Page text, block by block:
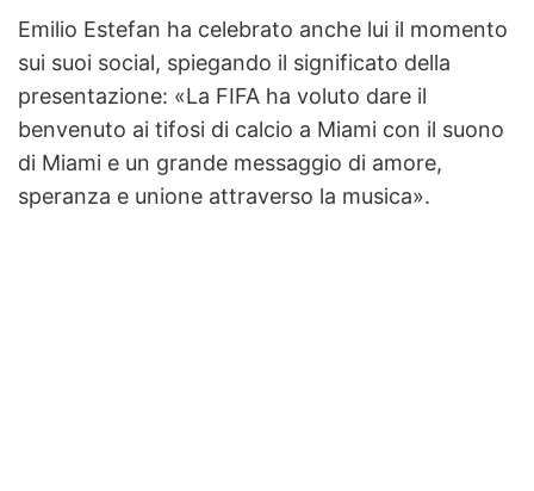
Emilio Estefan ha celebrato anche lui il momento
sui suoi social, spiegando il significato della
presentazione: «La FIFA ha voluto dare il
benvenuto ai tifosi di calcio a Miami con il suono
di Miami e un grande messaggio di amore,
speranza e unione attraverso la musica».